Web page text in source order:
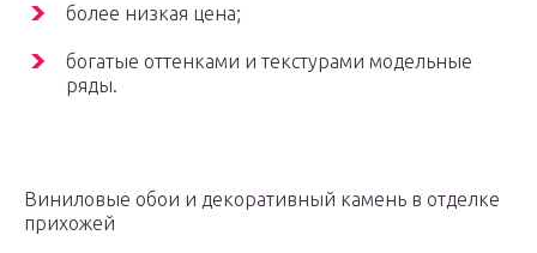
более низкая цена;
богатые оттенками и текстурами модельные
ряды.
Виниловые обои и декоративный камень в отделке
прихожей